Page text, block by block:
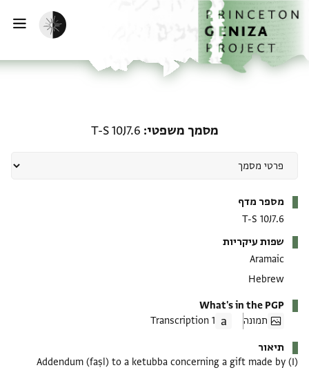
לתוכןהבית
הפעלת מצב כהה
מסמך משפטי T-S 10J7.6
מספר מדף
T-S 10J7.6
שפות עיקריות
Aramaic
Hebrew
What's in the PGP
תמונה
1 Transcription
תיאור
(I) Addendum (faṣl) to a ketubba concerning a gift made by